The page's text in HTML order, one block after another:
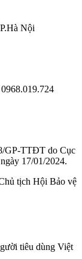
Nội
GP-TTĐT do Cục
17/01/2024.
tịch Hội Bảo vệ
tiêu dùng Việt